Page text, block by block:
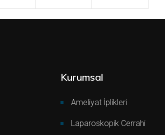
Kurumsal
Ameliyat İplikleri
Laparoskopik Cerrahi